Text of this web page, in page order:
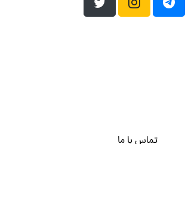
تماس با ما